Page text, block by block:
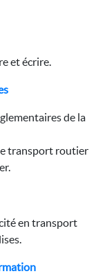
et écrire.
de la
transport routier
en transport